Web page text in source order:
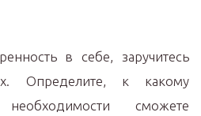
в себе, заручитесь
Определите, к какому
сможете